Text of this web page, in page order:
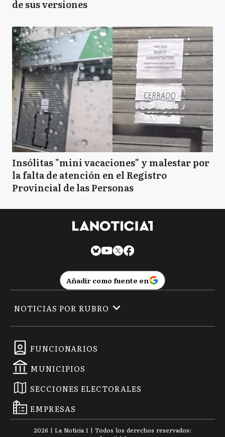
de sus versiones
Insólitas "mini vacaciones" y malestar por
la falta de atención en el Registro
Provincial de las Personas
Añadir como fuente en
FUNCIONARIOS
MUNICIPIOS
SECCIONES ELECTORALES
EMPRESAS
NOTICIAS POR RUBRO
2026 | La Noticia 1 | Todos los derechos reservados: